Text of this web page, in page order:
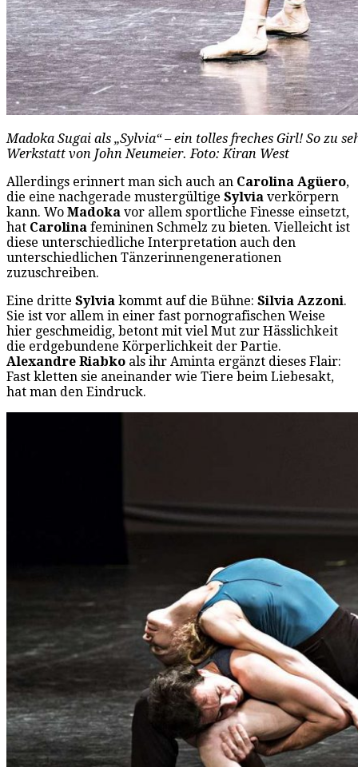
Madoka Sugai als „Sylvia“ – ein tolles freches Girl! So zu
Werkstatt von John Neumeier. Foto: Kiran West
Allerdings erinnert man sich auch an Carolina Agüero,
die eine nachgerade mustergültige Sylvia verkörpern
kann. Wo Madoka vor allem sportliche Finesse einsetzt,
hat Carolina femininen Schmelz zu bieten. Vielleicht ist
diese unterschiedliche Interpretation auch den
unterschiedlichen Tänzerinnengenerationen
zuzuschreiben.
Eine dritte Sylvia kommt auf die Bühne: Silvia Azzoni.
Sie ist vor allem in einer fast pornografischen Weise
hier geschmeidig, betont mit viel Mut zur Hässlichkeit
die erdgebundene Körperlichkeit der Partie.
Alexandre Riabko als ihr Aminta ergänzt dieses Flair:
Fast kletten sie aneinander wie Tiere beim Liebesakt,
hat man den Eindruck.